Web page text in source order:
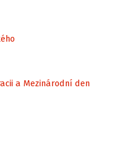
a Mezinárodní den